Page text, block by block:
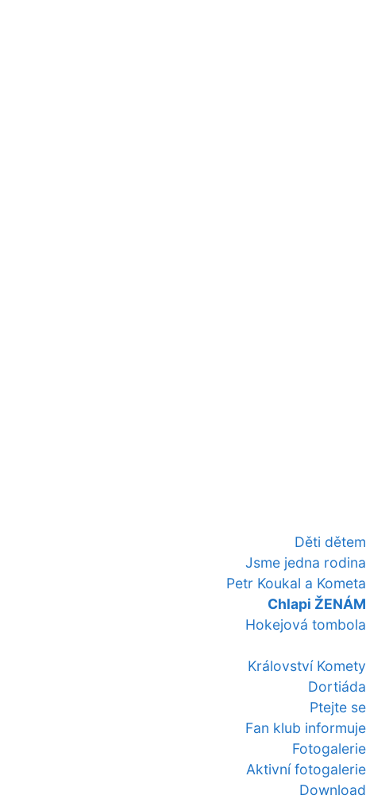
Děti dětem
Jsme jedna rodina
Petr Koukal a Kometa
Chlapi ŽENÁM
Hokejová tombola
Království Komety
Dortiáda
Ptejte se
Fan klub informuje
Fotogalerie
Aktivní fotogalerie
Download